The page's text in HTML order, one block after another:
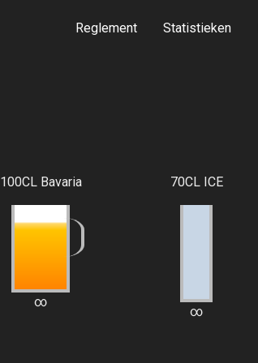
Reglement Statistieken
100CL Bavaria
∞
70CL ICE
∞